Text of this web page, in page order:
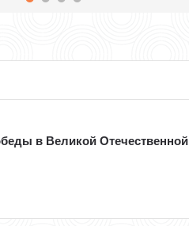
в Великой Отечественной